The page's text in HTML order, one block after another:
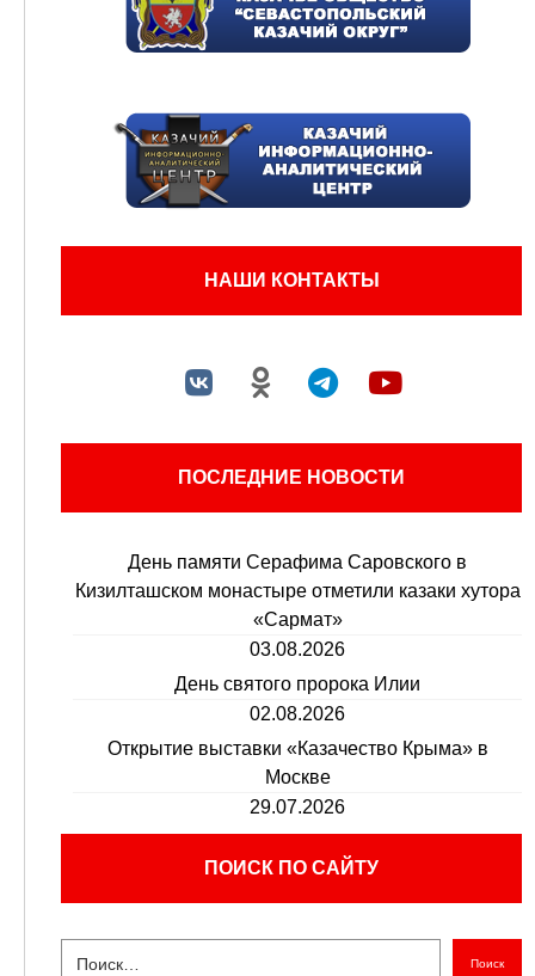
НАШИ КОНТАКТЫ
ПОСЛЕДНИЕ НОВОСТИ
День памяти Серафима Саровского в
Кизилташском монастыре отметили казаки хутора
«Сармат»
03.08.2026
День святого пророка Илии
02.08.2026
Открытие выставки «Казачество Крыма» в
Москве
29.07.2026
ПОИСК ПО САЙТУ
Поиск